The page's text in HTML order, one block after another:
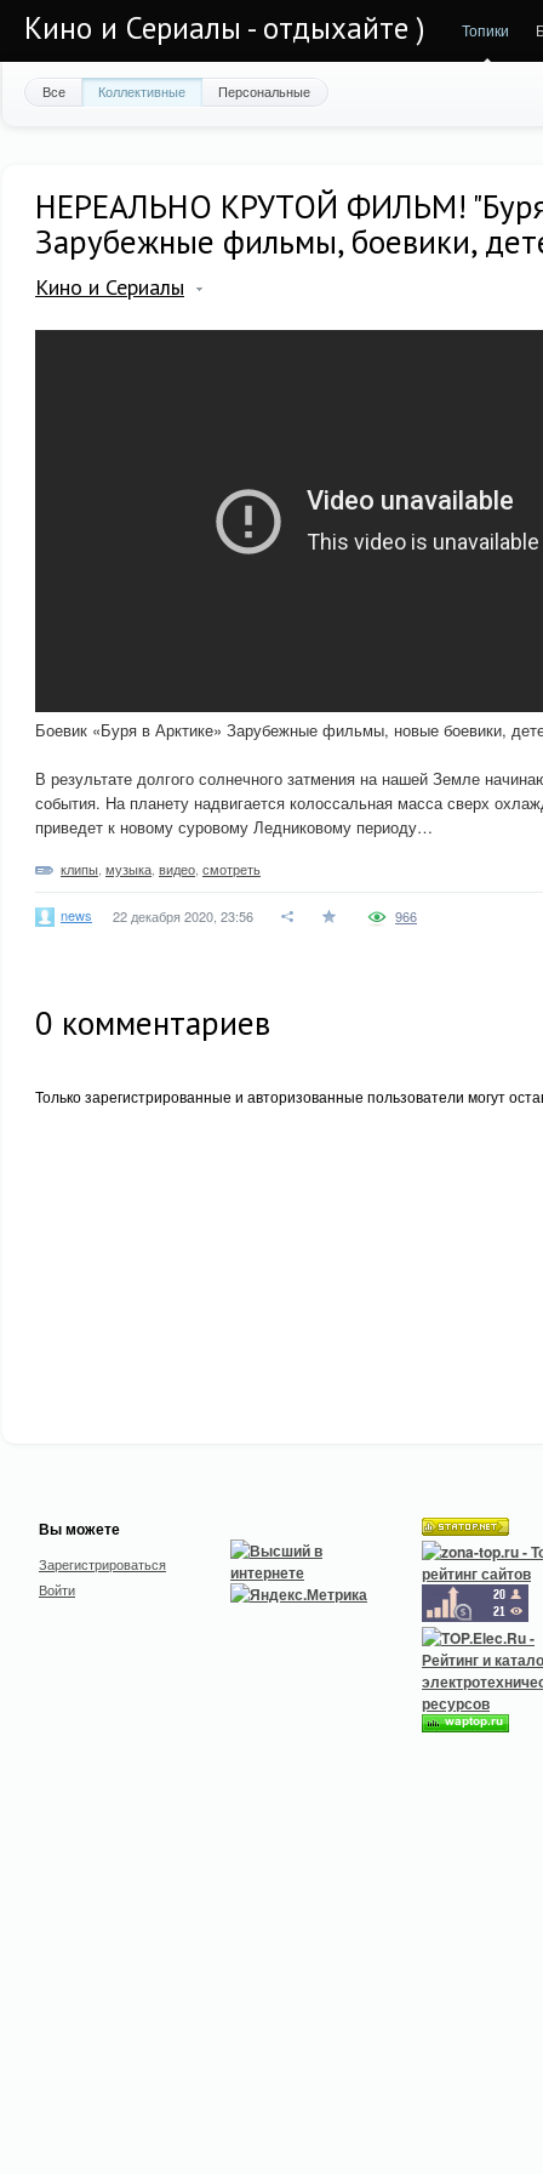
Кино и Сериалы - отдыхайте ) Топики
Все Коллективные Персональные
НЕРЕАЛЬНО КРУТОЙ ФИЛЬМ! "Буря
Зарубежные фильмы, боевики,
Кино и Сериалы
Боевик «Буря в Арктике» Зарубежные фильмы, новые боевики,
В результате долгого солнечного затмения на нашей Земле
события. На планету надвигается колоссальная масса сверх
приведет к новому суровому Ледниковому периоду…
клипы музыка видео смотреть
news 22 декабря 2020, 23:56 966
0 комментариев
Только зарегистрированные и авторизованные пользователи могут
Вы можете
Зарегистрироваться
Войти